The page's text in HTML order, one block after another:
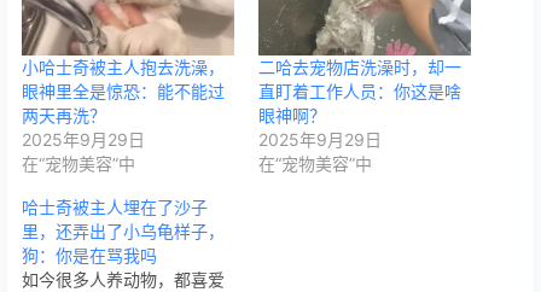
小哈士奇被主人抱去洗澡，
眼神里全是惊恐：能不能过
两天再洗？
2025年9月29日
在“宠物美容”中
二哈去宠物店洗澡时，却一
直盯着工作人员：你这是啥
眼神啊？
2025年9月29日
在“宠物美容”中
哈士奇被主人埋在了沙子
里，还弄出了小乌龟样子，
狗：你是在骂我吗
如今很多人养动物，都喜爱